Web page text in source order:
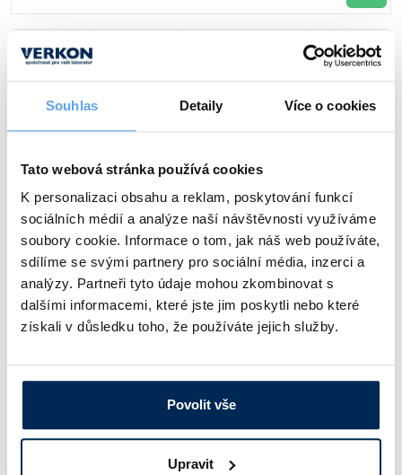
Souhlas Detaily Více o cookies
Tato webová stránka používá cookies
K personalizaci obsahu a reklam, poskytování funkcí
sociálních médií a analýze naší návštěvnosti využíváme
soubory cookie. Informace o tom, jak náš web používáte,
sdílíme se svými partnery pro sociální média, inzerci a
analýzy. Partneři tyto údaje mohou zkombinovat s
dalšími informacemi, které jste jim poskytli nebo které
získali v důsledku toho, že používáte jejich služby.
Povolit vše
Upravit
Objem [ml] Výška [mm]
Objem [ml] Průměr [mm] Horní průměr [mm] Výška [mm]
3000 150 169 180
Obj. číslo:
399 171 213 000
Dostupnost:
1 978 Kč/ ks
Objem [ml] Průměr [mm] Horní průměr [mm] Výška [mm]
202